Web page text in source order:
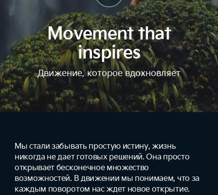
Movement that
inspires
Движение, которое вдохновляет
Мы стали забывать простую истину, жизнь
никогда не дает готовых решений. Она просто
открывает бесконечное множество
возможностей. В движении мы понимаем, что за
каждым поворотом нас ждет новое открытие.